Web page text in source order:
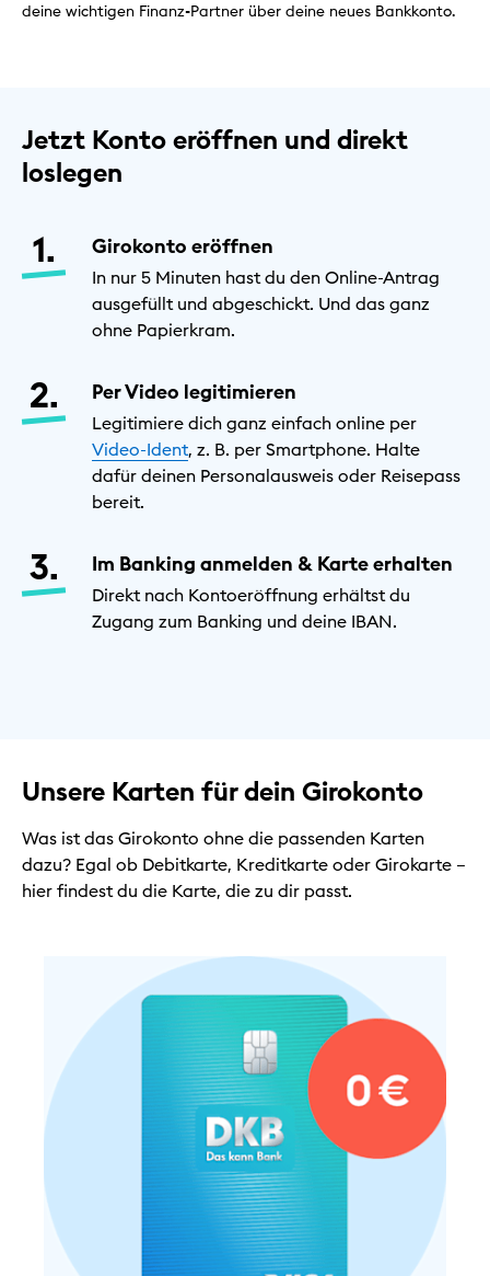
deine wichtigen Finanz-Partner über deine neues Bankkonto.
Jetzt Konto eröffnen und direkt
loslegen
Girokonto eröffnen
In nur 5 Minuten hast du den Online-Antrag
ausgefüllt und abgeschickt. Und das ganz
ohne Papierkram.
Per Video legitimieren
Legitimiere dich ganz einfach online per
Video-Ident, z. B. per Smartphone. Halte
dafür deinen Personalausweis oder Reisepass
bereit.
Im Banking anmelden & Karte erhalten
Direkt nach Kontoeröffnung erhältst du
Zugang zum Banking und deine IBAN.
Unsere Karten für dein Girokonto
Was ist das Girokonto ohne die passenden Karten
dazu? Egal ob Debitkarte, Kreditkarte oder Girokarte –
hier findest du die Karte, die zu dir passt.